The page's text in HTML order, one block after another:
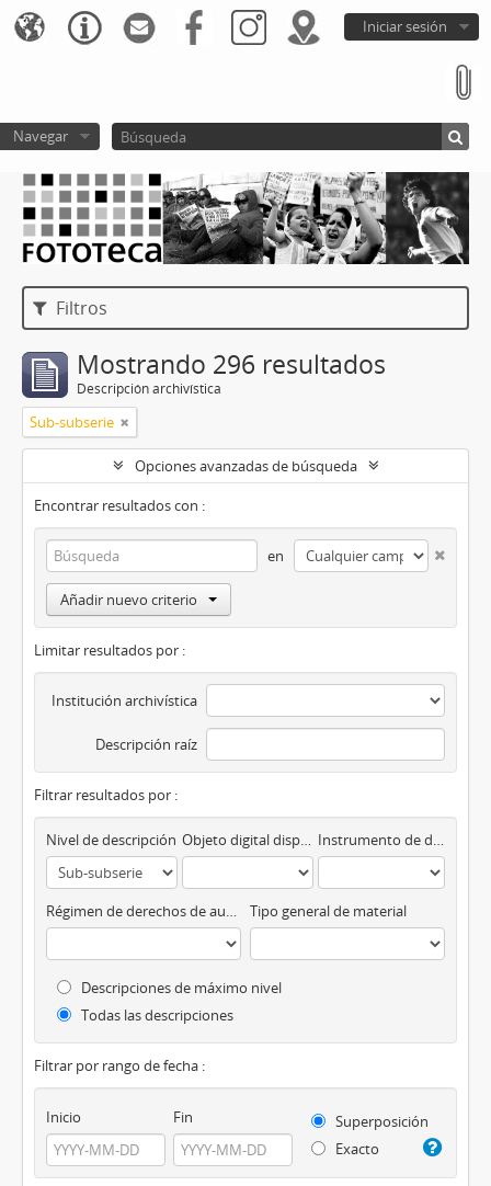
Iniciar sesión
Navegar
Filtros
Mostrando 296 resultados
Descripción archivística
Sub-subserie
Opciones avanzadas de búsqueda
Encontrar resultados con :
en
Añadir nuevo criterio
Limitar resultados por :
Institución archivística
Descripción raíz
Filtrar resultados por :
Nivel de descripción Objeto digital disponibles Instrumento de descripción
Régimen de derechos de autor Tipo general de material
Descripciones de máximo nivel
Todas las descripciones
Filtrar por rango de fecha :
Inicio Fin
Superposición
Exacto